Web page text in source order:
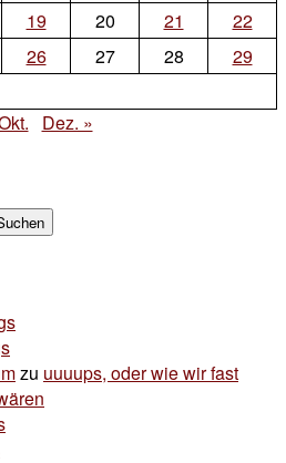
19 20 21
22
26 27 28
29
Dez. »
zu uuuups, oder wie wir fast